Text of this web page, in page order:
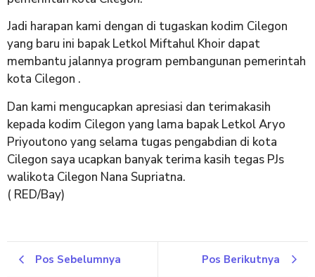
Jadi harapan kami dengan di tugaskan kodim Cilegon
yang baru ini bapak Letkol Miftahul Khoir dapat
membantu jalannya program pembangunan pemerintah
kota Cilegon .
Dan kami mengucapkan apresiasi dan terimakasih
kepada kodim Cilegon yang lama bapak Letkol Aryo
Priyoutono yang selama tugas pengabdian di kota
Cilegon saya ucapkan banyak terima kasih tegas PJs
walikota Cilegon Nana Supriatna.
( RED/Bay)
Pos Sebelumnya Pos Berikutnya